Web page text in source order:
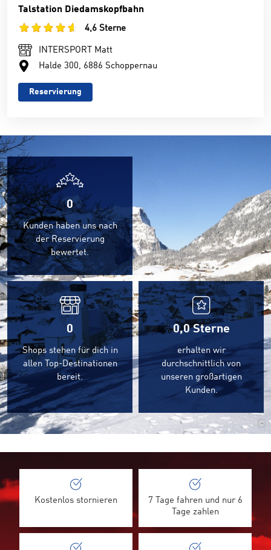
Talstation Diedamskopfbahn
4,6 Sterne
INTERSPORT Matt
Halde 300, 6886 Schoppernau
Reservierung
0
Kunden haben uns nach
der Reservierung
bewertet.
0
Shops stehen für dich in
allen Top-Destinationen
bereit.
0,0Sterne
erhalten wir
durchschnittlich von
unseren großartigen
Kunden.
©
Kostenlos stornieren
7 Tage fahren und nur 6
Tage zahlen